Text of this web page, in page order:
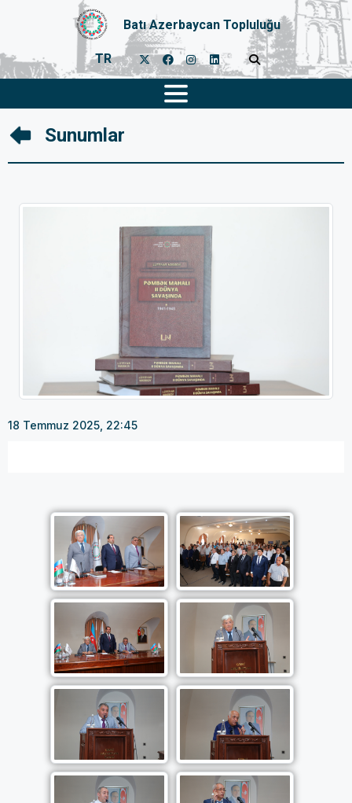
Batı Azerbaycan Topluluğu
TR
Sunumlar
18 Temmuz 2025, 22:45